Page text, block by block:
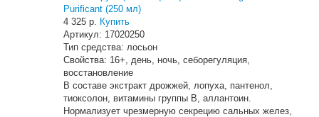
Purificant (250 мл)
4 325 р. Купить
Артикул: 17020250
Тип средства: лосьон
Свойства: 16+, день, ночь, себорегуляция,
восстановление
В составе экстракт дрожжей, лопуха, пантенол,
тиоксолон, витамины группы В, аллантоин.
Нормализует чрезмерную секрецию сальных желез,